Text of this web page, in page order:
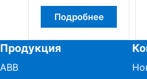
Подробнее
Продукция
ABB